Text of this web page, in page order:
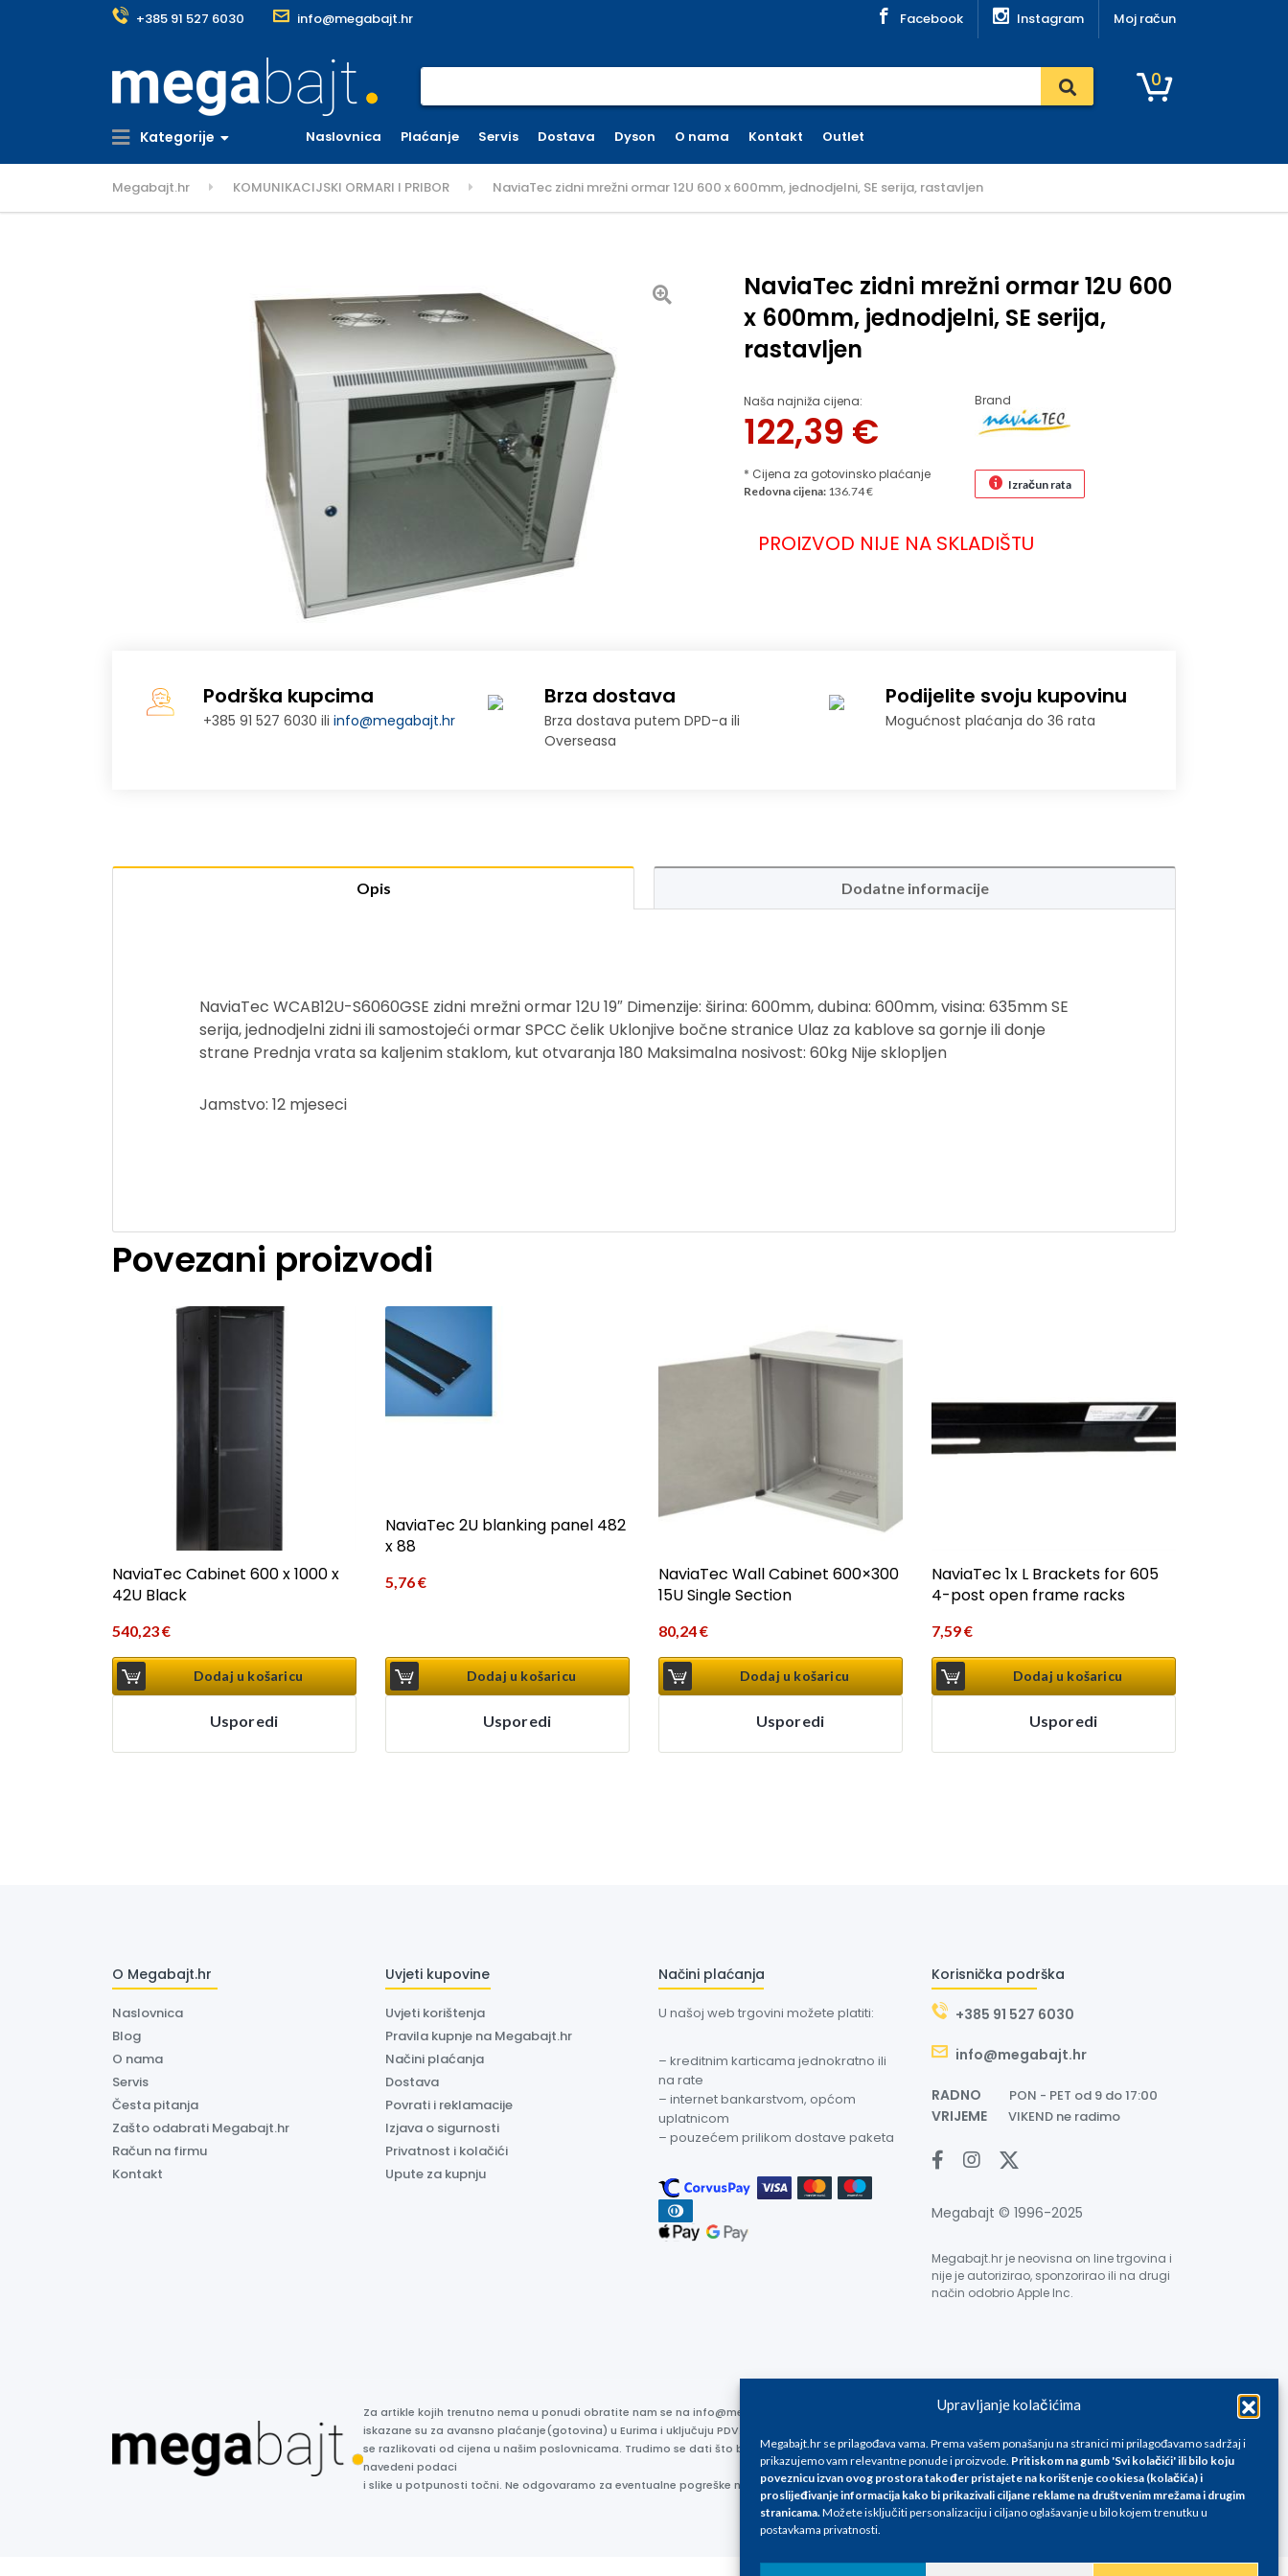
Upravljanje kolačićima
Megabajt.hr se prilagođava vama. Prema vašem ponašanju na stranici mi prilagođavamo sadržaj i
prikazujemo vam relevantne ponude i proizvode. Pritiskom na gumb 'Svi kolačići' ili bilo koju
poveznicu izvan ovog prostora također pristajete na korištenje cookiesa (kolačića) i
proslijeđivanje informacija kako bi prikazivali ciljane reklame na društvenim mrežama i drugim
stranicama.Možete isključiti personalizaciju i ciljano oglašavanje u bilo kojem trenutku u
postavkama privatnosti.
+385 91 527 6030 info@megabajt.hr Facebook Instagram Moj račun
0
Kategorije Naslovnica Plaćanje Servis Dostava Dyson O nama Kontakt Outlet
Megabajt.hr KOMUNIKACIJSKI ORMARI I PRIBOR NaviaTec zidni mrežni ormar 12U 600 x 600mm, jednodjelni, SE serija, rastavljen
NaviaTec zidni mrežni ormar 12U 600
x 600mm, jednodjelni, SE serija,
rastavljen
Naša najniža cijena:
122,39 €
* Cijena za gotovinsko plaćanje
Brand
Redovna cijena: 136.74 € Izračun rata
PROIZVOD NIJE NA SKLADIŠTU
Podrška kupcima
+385 91 527 6030 iliinfo@megabajt.hr
Brza dostava
Brza dostava putem DPD-a ili
Overseasa
Podijelite svoju kupovinu
Mogućnost plaćanja do 36 rata
Opis Dodatne informacije
NaviaTec WCAB12U-S6060GSE zidni mrežni ormar 12U 19″ Dimenzije: širina: 600mm, dubina: 600mm, visina: 635mm SE
serija, jednodjelni zidni ili samostojeći ormar SPCC čelik Uklonjive bočne stranice Ulaz za kablove sa gornje ili donje
strane Prednja vrata sa kaljenim staklom, kut otvaranja 180 Maksimalna nosivost: 60kg Nije sklopljen
Jamstvo: 12 mjeseci
Povezani proizvodi
NaviaTec Cabinet 600 x 1000 x
42U Black
540,23€
Dodaj u košaricu
Usporedi
NaviaTec 2U blanking panel 482
x 88
5,76€
Dodaj u košaricu
Usporedi
NaviaTec Wall Cabinet 600×300
15U Single Section
80,24€
Dodaj u košaricu
Usporedi
NaviaTec 1x L Brackets for 605
4-post open frame racks
7,59€
Dodaj u košaricu
Usporedi
O Megabajt.hr
Naslovnica
Blog
O nama
Servis
Česta pitanja
Zašto odabrati Megabajt.hr
Račun na firmu
Kontakt
Uvjeti kupovine
Uvjeti korištenja
Pravila kupnje na Megabajt.hr
Načini plaćanja
Dostava
Povrati i reklamacije
Izjava o sigurnosti
Privatnost i kolačići
Upute za kupnju
Načini plaćanja
U našoj web trgovini možete platiti:
– kreditnim karticama jednokratno ili
na rate
– internet bankarstvom, općom
uplatnicom
– pouzećem prilikom dostave paketa
Korisnička podrška
+385 91 527 6030
info@megabajt.hr
RADNO PON - PET od 9 do 17:00
VRIJEME VIKEND ne radimo
Megabajt © 1996-2025
Megabajt.hr je neovisna on line trgovina i
nije je autorizirao, sponzorirao ili na drugi
način odobrio Apple Inc.
Za artikle kojih trenutno nema u ponudi obratite nam se na info@megabajt.hr. Sve cijene su informativnog karaktera i podložne su promjenama, a
iskazane su za avansno plaćanje(gotovina) u Eurima i uključuju PDV. Sve cijene su iskazane isključivo za kupovinu putem webshop-a i mogu
se razlikovati od cijena u našim poslovnicama. Trudimo se dati što bolji i točniji opis i sliku. Unatoč tome, ne možemo garantirati da su svi
navedeni podaci
i slike u potpunosti točni. Ne odgovaramo za eventualne pogreške nastale u opisu proizvoda, greške prilikom štampanja te promjene cijena.